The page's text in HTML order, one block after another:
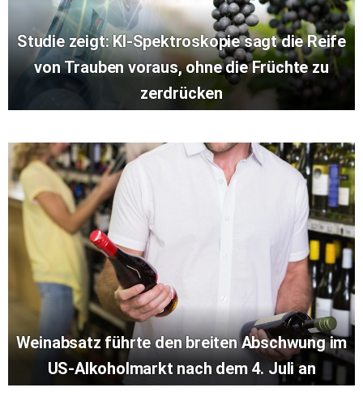
Studie zeigt: KI-Spektroskopie sagt die Reife
von Trauben voraus, ohne die Früchte zu
zerdrücken
Weinabsatz führte den breiten Abschwung im
US-Alkoholmarkt nach dem 4. Juli an